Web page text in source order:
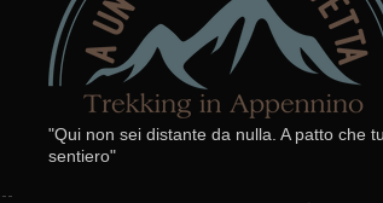
"Qui non sei distante da nulla. A patto che
sentiero"